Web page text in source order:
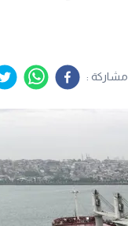
مشاركة :